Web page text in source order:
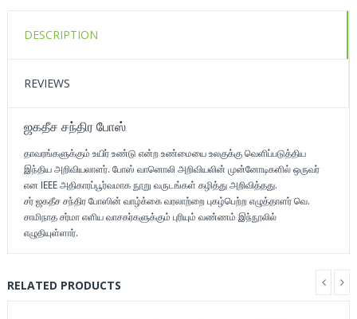
DESCRIPTION
REVIEWS
ஜகதீச சந்திர போஸ்
தாவரங்களுக்கும் உயிர் உண்டு என்ற உண்மையை உலகுக்கு வெளிப்படுத்திய
இந்திய அறிவியலாளர். போஸ் வானொலி அறிவியலின் முன்னோடிகளில் ஒருவர்
என IEEE அதிகாரப்பூர்வமாக நூறு வருடங்கள் கழித்து அறிவித்தது.
சர் ஜகதீச சந்திர போஸின் வாழ்க்கை வரலாற்றை புகழ்பெற்ற எழுத்தாளர் வெ.
சாமிநாத சர்மா எளிய வாசகர்களுக்கும் புரியும் வண்ணம் இந்நூலில்
எழுதியுள்ளார்.
RELATED PRODUCTS